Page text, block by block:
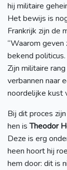
hij militaire
Het bewijs is
Frankrijk zijn de
“Waarom
bekend
Zijn militaire
verbannen naar
noordelijke kust
Bij dit proces
hen isTheodor
Deze is erg
heen hoort hij
hem door: dit is